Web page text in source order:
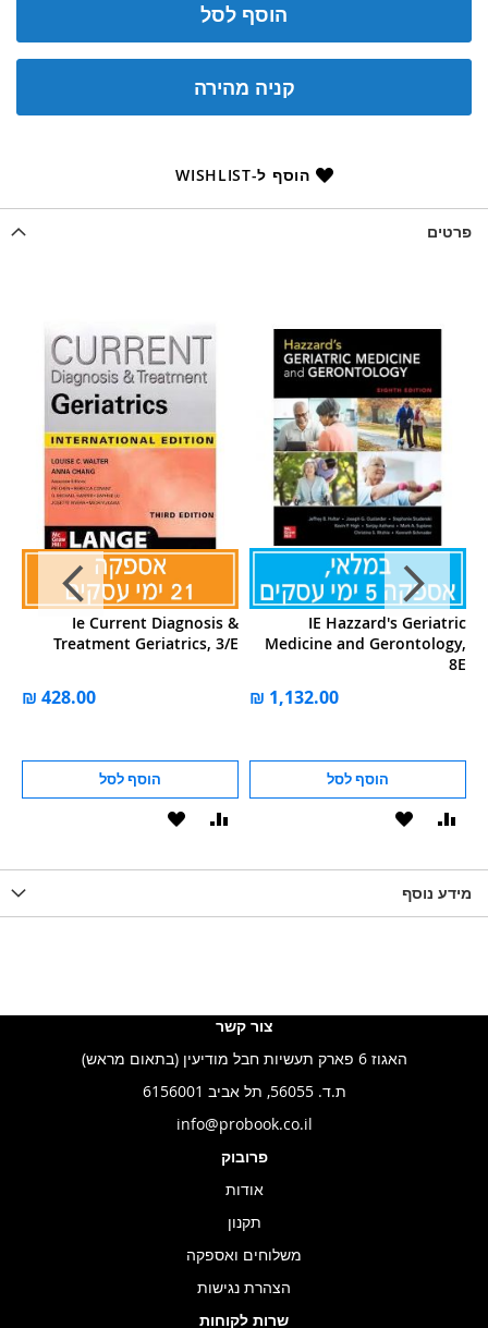
הוסף לסל
קניה מהירה
הוסף ל-WISHLIST
פרטים
Ie Current Diagnosis &
Treatment Geriatrics, 3/E
הוסף לסל
הוסף
IE Hazzard's Geriatric
Medicine and Gerontology,
8E
הוסף לסל
הוסף
מידע נוסף
צור קשר
האגוז 6 פארק תעשיות חבל מודיעין (בתאום מראש)
ת.ד. 56055, תל אביב 6156001
info@probook.co.il
פרובוק
אודות
תקנון
משלוחים ואספקה
הצהרת נגישות
שרות לקוחות